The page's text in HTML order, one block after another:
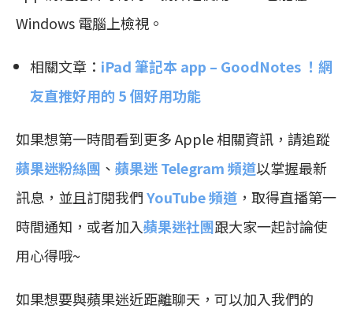
Windows 電腦上檢視。
相關文章： iPad 筆記本 app – GoodNotes ！網
友直推好用的 5 個好用功能
如果想第一時間看到更多 Apple 相關資訊，請追蹤
蘋果迷粉絲團 、 蘋果迷 Telegram 頻道以掌握最新
訊息，並且訂閱我們YouTube 頻道 ，取得直播第一
時間通知，或者加入蘋果迷社團跟大家一起討論使
用心得哦~
如果想要與蘋果迷近距離聊天，可以加入我們的